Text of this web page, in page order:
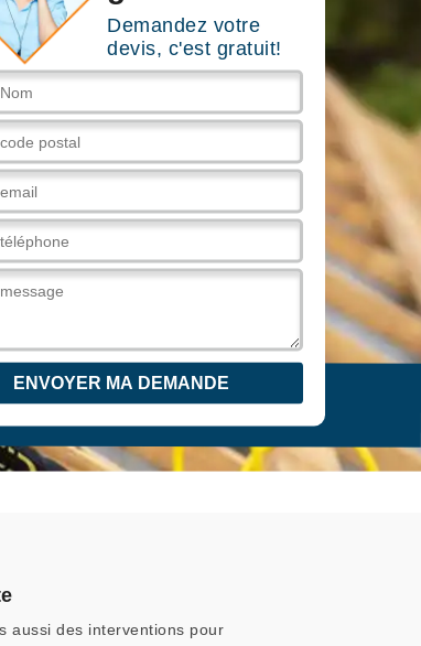
Demandez votre
devis, c'est gratuit!
aussi des interventions pour